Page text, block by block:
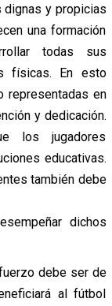
dignas y propicias
una formación
todas sus
físicas. En esto
representadas en
y dedicación.
los jugadores
educativas.
también debe
dichos
debe ser de
al fútbol